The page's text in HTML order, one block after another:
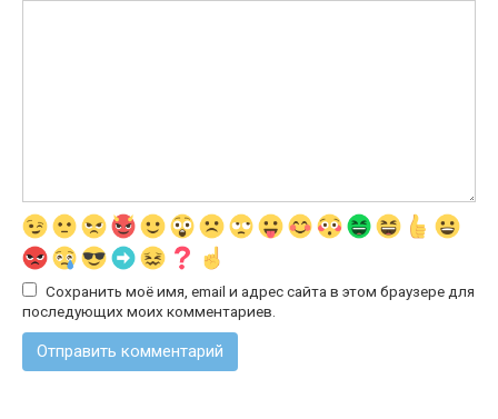
Сохранить моё имя, email и адрес сайта в этом браузере для
последующих моих комментариев.